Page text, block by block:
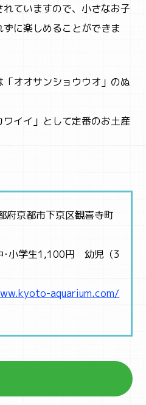
ていますので、小さなお子
に楽しめることができま
オオサンショウウオ」のぬ
イイ」として定番のお土産
京都市下京区観喜寺町
小学生1,100円 幼児（3
aquarium.com/